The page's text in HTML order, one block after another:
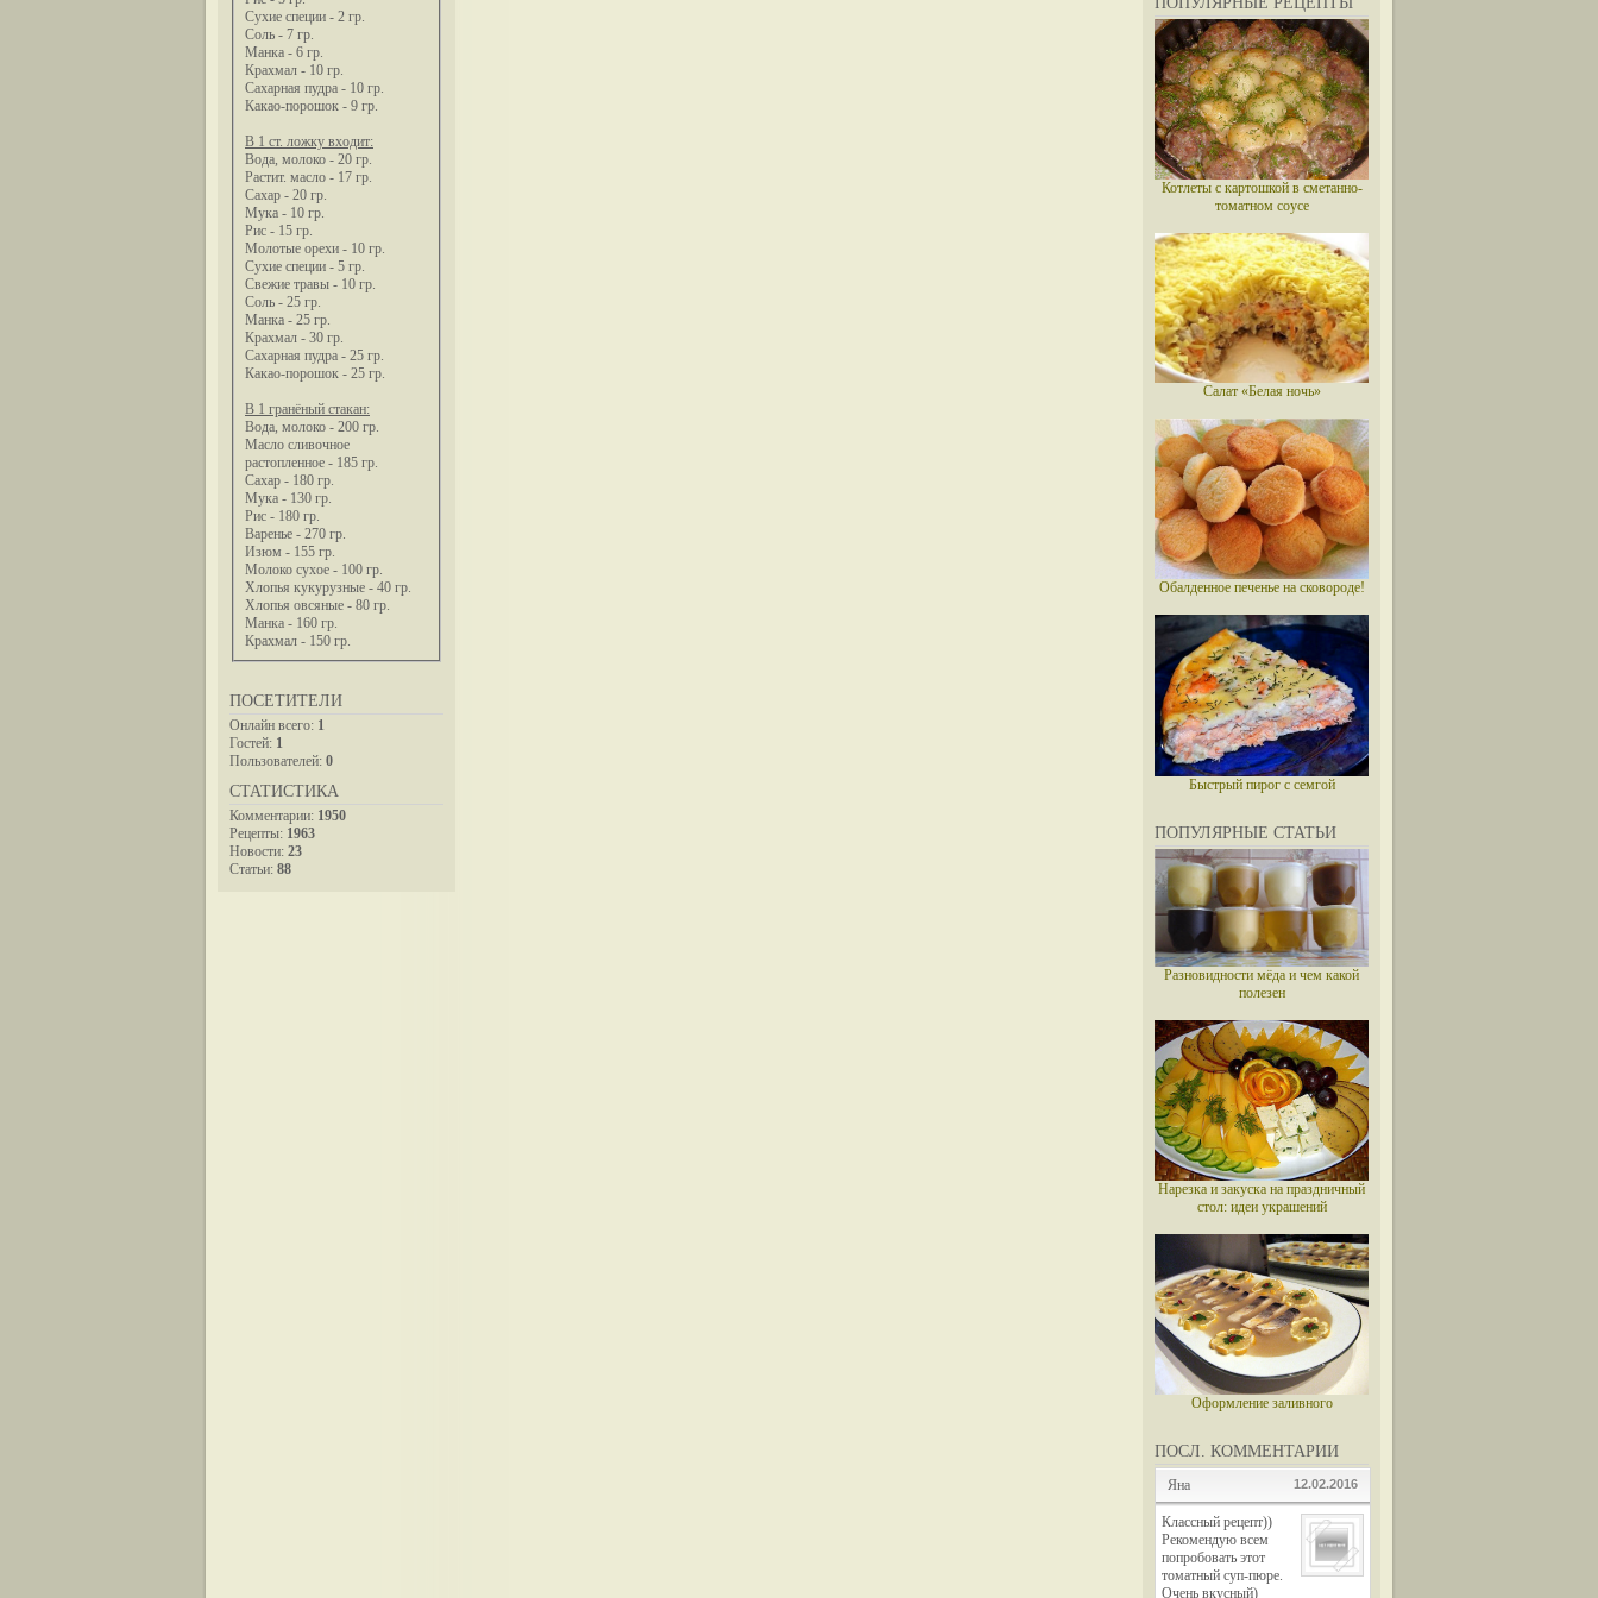
Сухие специи - 2 гр.
Соль - 7 гр.
Манка - 6 гр.
Крахмал - 10 гр.
Сахарная пудра - 10 гр.
Какао-порошок - 9 гр.
В 1 ст. ложку входит:
Вода, молоко - 20 гр.
Растит. масло - 17 гр.
Сахар - 20 гр.
Мука - 10 гр.
Рис - 15 гр.
Молотые орехи - 10 гр.
Сухие специи - 5 гр.
Свежие травы - 10 гр.
Соль - 25 гр.
Манка - 25 гр.
Крахмал - 30 гр.
Сахарная пудра - 25 гр.
Какао-порошок - 25 гр.
В 1 гранёный стакан:
Вода, молоко - 200 гр.
Масло сливочное
растопленное - 185 гр.
Сахар - 180 гр.
Мука - 130 гр.
Рис - 180 гр.
Варенье - 270 гр.
Изюм - 155 гр.
Молоко сухое - 100 гр.
Хлопья кукурузные - 40 гр.
Хлопья овсяные - 80 гр.
Манка - 160 гр.
Крахмал - 150 гр.
ПОСЕТИТЕЛИ
Онлайн всего: 1
Гостей: 1
Пользователей: 0
СТАТИСТИКА
Комментарии: 1950
Рецепты: 1963
Новости: 23
Статьи: 88
Котлеты с картошкой в сметанно-
томатном соусе
Салат «Белая ночь»
Обалденное печенье на сковороде!
Быстрый пирог с семгой
ПОПУЛЯРНЫЕ СТАТЬИ
Разновидности мёда и чем какой
полезен
Нарезка и закуска на праздничный
стол: идеи украшений
Оформление заливного
ПОСЛ. КОММЕНТАРИИ
Яна 12.02.2016
Классный рецепт))
Рекомендую всем
попробовать этот
томатный суп-пюре.
Очень вкусный)